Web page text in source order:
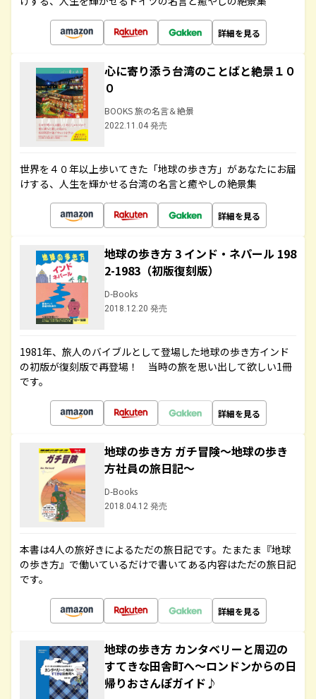
詳細を見る
心に寄り添う台湾のことばと絶景１０
０
BOOKS 旅の名言＆絶景
2022.11.04 発売
世界を４０年以上歩いてきた「地球の歩き方」があなたにお届
けする、人生を輝かせる台湾の名言と癒やしの絶景集
詳細を見る
地球の歩き方 3 インド・ネパール 198
2-1983（初版復刻版）
D-Books
2018.12.20 発売
1981年、旅人のバイブルとして登場した地球の歩き方インド
の初版が復刻版で再登場！ 当時の旅を思い出して欲しい1冊
です。
詳細を見る
地球の歩き方 ガチ冒険～地球の歩き
方社員の旅日記～
D-Books
2018.04.12 発売
本書は4人の旅好きによるただの旅日記です。たまたま『地球
の歩き方』で働いているだけで書いてある内容はただの旅日記
です。
詳細を見る
地球の歩き方 カンタベリーと周辺の
すてきな田舎町へ～ロンドンからの日
帰りおさんぽガイド♪